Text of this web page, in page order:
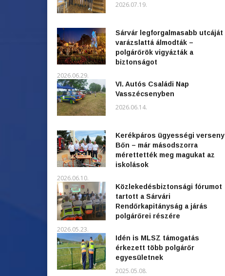
2026.07.19.
Sárvár legforgalmasabb utcáját
varázslattá álmodták –
polgárőrök vigyázták a
biztonságot
2026.06.29.
VI. Autós Családi Nap
Vasszécsenyben
2026.06.14.
Kerékpáros ügyességi verseny
Bőn – már másodszorra
mérettették meg magukat az
iskolások
2026.06.10.
Közlekedésbiztonsági fórumot
tartott a Sárvári
Rendőrkapitányság a járás
polgárőrei részére
2026.05.23.
Idén is MLSZ támogatás
érkezett több polgárőr
egyesületnek
2025.05.08.